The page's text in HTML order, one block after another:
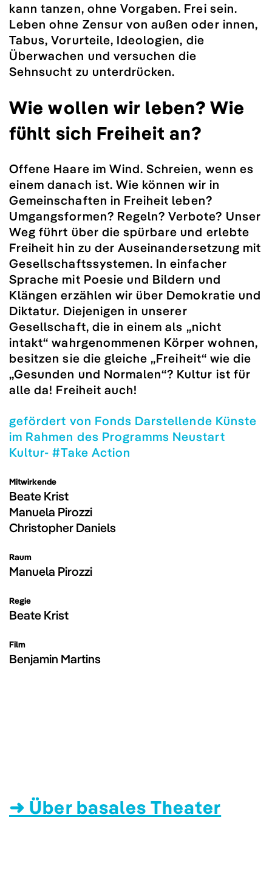
kann tanzen, ohne Vorgaben. Frei sein.
Leben ohne Zensur von außen oder innen,
Tabus, Vorurteile, Ideologien, die
Überwachen und versuchen die
Sehnsucht zu unterdrücken.
Wie wollen wir leben? Wie
fühlt sich Freiheit an?
Offene Haare im Wind. Schreien, wenn es
einem danach ist. Wie können wir in
Gemeinschaften in Freiheit leben?
Umgangsformen? Regeln? Verbote? Unser
Weg führt über die spürbare und erlebte
Freiheit hin zu der Auseinandersetzung mit
Gesellschaftssystemen. In einfacher
Sprache mit Poesie und Bildern und
Klängen erzählen wir über Demokratie und
Diktatur. Diejenigen in unserer
Gesellschaft, die in einem als „nicht
intakt“ wahrgenommenen Körper wohnen,
besitzen sie die gleiche „Freiheit“ wie die
„Gesunden und Normalen“? Kultur ist für
alle da! Freiheit auch!
gefördert von Fonds Darstellende Künste
im Rahmen des Programms Neustart
Kultur- #Take Action
Mitwirkende
Beate Krist
Manuela Pirozzi
Christopher Daniels
Raum
Manuela Pirozzi
Regie
Beate Krist
Film
Benjamin Martins
➜ Über basales Theater